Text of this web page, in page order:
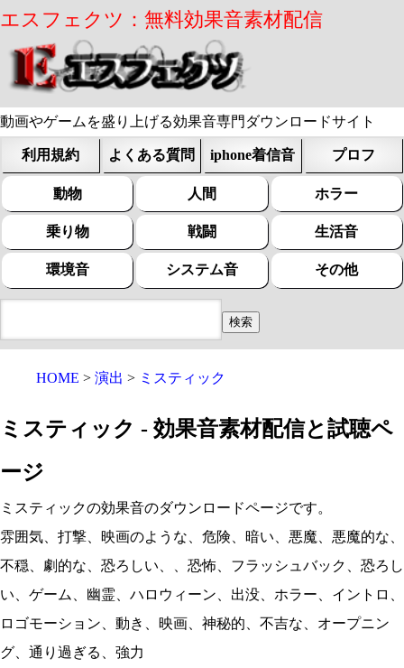
エスフェクツ：無料効果音素材配信
動画やゲームを盛り上げる効果音専門ダウンロードサイト
利用規約 よくある質問 iphone着信音 プロフ
動物 人間 ホラー
乗り物 戦闘 生活音
環境音 システム音 その他
HOME 演出 ミスティック
ミスティック - 効果音素材配信と試聴ペ
ージ
ミスティックの効果音のダウンロードページです。
雰囲気、打撃、映画のような、危険、暗い、悪魔、悪魔的な、
不穏、劇的な、恐ろしい、、恐怖、フラッシュバック、恐ろし
い、ゲーム、幽霊、ハロウィーン、出没、ホラー、イントロ、
ロゴモーション、動き、映画、神秘的、不吉な、オープニン
グ、通り過ぎる、強力